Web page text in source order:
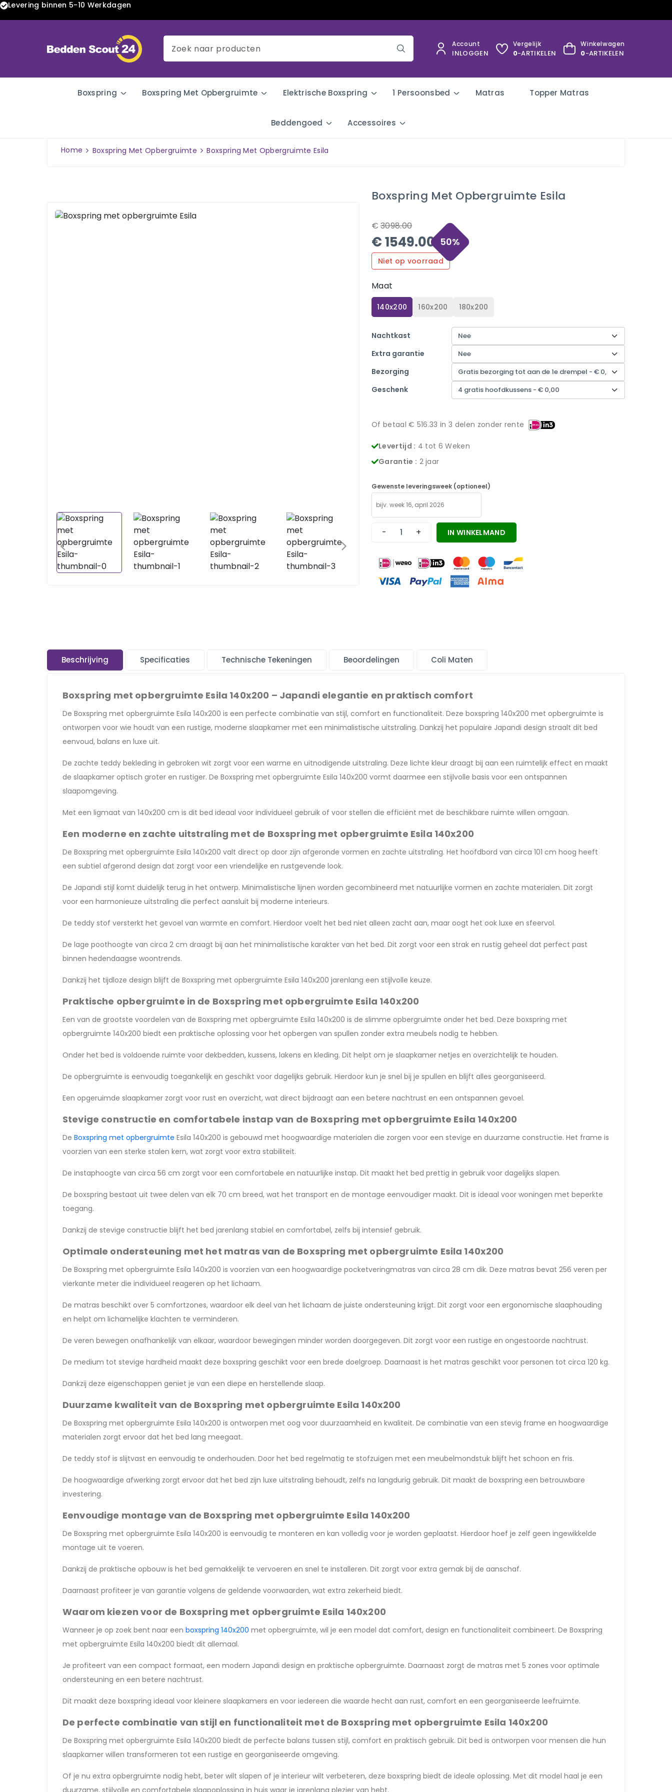
Levering binnen 5-10 Werkdagen
Account
INLOGGEN
Vergelijk
0-ARTIKELEN
Winkelwagen
0-ARTIKELEN
Boxspring Boxspring Met Opbergruimte Elektrische Boxspring 1 Persoonsbed Matras Topper Matras
Beddengoed Accessoires
Home Boxspring Met Opbergruimte Boxspring Met Opbergruimte Esila
Boxspring Met Opbergruimte Esila
€ 3098.00
€1549.00 50%
Niet op voorraad
Maat
140x200 160x200 180x200
Nachtkast
Extra garantie
Bezorging
Geschenk
Of betaal € 516.33 in 3 delen zonder rente
Levertijd : 4 tot 6 Weken
Garantie : 2 jaar
Gewenste leveringsweek (optioneel)
- + IN WINKELMAND
Beschrijving Specificaties Technische Tekeningen Beoordelingen Coli Maten
Boxspring met opbergruimte Esila 140x200 – Japandi elegantie en praktisch comfort
De Boxspring met opbergruimte Esila 140x200 is een perfecte combinatie van stijl, comfort en functionaliteit. Deze boxspring 140x200 met opbergruimte is
ontworpen voor wie houdt van een rustige, moderne slaapkamer met een minimalistische uitstraling. Dankzij het populaire Japandi design straalt dit bed
eenvoud, balans en luxe uit.
De zachte teddy bekleding in gebroken wit zorgt voor een warme en uitnodigende uitstraling. Deze lichte kleur draagt bij aan een ruimtelijk effect en maakt
de slaapkamer optisch groter en rustiger. De Boxspring met opbergruimte Esila 140x200 vormt daarmee een stijlvolle basis voor een ontspannen
slaapomgeving.
Met een ligmaat van 140x200 cm is dit bed ideaal voor individueel gebruik of voor stellen die efficiënt met de beschikbare ruimte willen omgaan.
Een moderne en zachte uitstraling met de Boxspring met opbergruimte Esila 140x200
De Boxspring met opbergruimte Esila 140x200 valt direct op door zijn afgeronde vormen en zachte uitstraling. Het hoofdbord van circa 101 cm hoog heeft
een subtiel afgerond design dat zorgt voor een vriendelijke en rustgevende look.
De Japandi stijl komt duidelijk terug in het ontwerp. Minimalistische lijnen worden gecombineerd met natuurlijke vormen en zachte materialen. Dit zorgt
voor een harmonieuze uitstraling die perfect aansluit bij moderne interieurs.
De teddy stof versterkt het gevoel van warmte en comfort. Hierdoor voelt het bed niet alleen zacht aan, maar oogt het ook luxe en sfeervol.
De lage poothoogte van circa 2 cm draagt bij aan het minimalistische karakter van het bed. Dit zorgt voor een strak en rustig geheel dat perfect past
binnen hedendaagse woontrends.
Dankzij het tijdloze design blijft de Boxspring met opbergruimte Esila 140x200 jarenlang een stijlvolle keuze.
Praktische opbergruimte in de Boxspring met opbergruimte Esila 140x200
Een van de grootste voordelen van de Boxspring met opbergruimte Esila 140x200 is de slimme opbergruimte onder het bed. Deze boxspring met
opbergruimte 140x200 biedt een praktische oplossing voor het opbergen van spullen zonder extra meubels nodig te hebben.
Onder het bed is voldoende ruimte voor dekbedden, kussens, lakens en kleding. Dit helpt om je slaapkamer netjes en overzichtelijk te houden.
De opbergruimte is eenvoudig toegankelijk en geschikt voor dagelijks gebruik. Hierdoor kun je snel bij je spullen en blijft alles georganiseerd.
Een opgeruimde slaapkamer zorgt voor rust en overzicht, wat direct bijdraagt aan een betere nachtrust en een ontspannen gevoel.
Stevige constructie en comfortabele instap van de Boxspring met opbergruimte Esila 140x200
De Boxspring met opbergruimte Esila 140x200 is gebouwd met hoogwaardige materialen die zorgen voor een stevige en duurzame constructie. Het frame is
voorzien van een sterke stalen kern, wat zorgt voor extra stabiliteit.
De instaphoogte van circa 56 cm zorgt voor een comfortabele en natuurlijke instap. Dit maakt het bed prettig in gebruik voor dagelijks slapen.
De boxspring bestaat uit twee delen van elk 70 cm breed, wat het transport en de montage eenvoudiger maakt. Dit is ideaal voor woningen met beperkte
toegang.
Dankzij de stevige constructie blijft het bed jarenlang stabiel en comfortabel, zelfs bij intensief gebruik.
Optimale ondersteuning met het matras van de Boxspring met opbergruimte Esila 140x200
De Boxspring met opbergruimte Esila 140x200 is voorzien van een hoogwaardige pocketveringmatras van circa 28 cm dik. Deze matras bevat 256 veren per
vierkante meter die individueel reageren op het lichaam.
De matras beschikt over 5 comfortzones, waardoor elk deel van het lichaam de juiste ondersteuning krijgt. Dit zorgt voor een ergonomische slaaphouding
en helpt om lichamelijke klachten te verminderen.
De veren bewegen onafhankelijk van elkaar, waardoor bewegingen minder worden doorgegeven. Dit zorgt voor een rustige en ongestoorde nachtrust.
De medium tot stevige hardheid maakt deze boxspring geschikt voor een brede doelgroep. Daarnaast is het matras geschikt voor personen tot circa 120 kg.
Dankzij deze eigenschappen geniet je van een diepe en herstellende slaap.
Duurzame kwaliteit van de Boxspring met opbergruimte Esila 140x200
De Boxspring met opbergruimte Esila 140x200 is ontworpen met oog voor duurzaamheid en kwaliteit. De combinatie van een stevig frame en hoogwaardige
materialen zorgt ervoor dat het bed lang meegaat.
De teddy stof is slijtvast en eenvoudig te onderhouden. Door het bed regelmatig te stofzuigen met een meubelmondstuk blijft het schoon en fris.
De hoogwaardige afwerking zorgt ervoor dat het bed zijn luxe uitstraling behoudt, zelfs na langdurig gebruik. Dit maakt de boxspring een betrouwbare
investering.
Eenvoudige montage van de Boxspring met opbergruimte Esila 140x200
De Boxspring met opbergruimte Esila 140x200 is eenvoudig te monteren en kan volledig voor je worden geplaatst. Hierdoor hoef je zelf geen ingewikkelde
montage uit te voeren.
Dankzij de praktische opbouw is het bed gemakkelijk te vervoeren en snel te installeren. Dit zorgt voor extra gemak bij de aanschaf.
Daarnaast profiteer je van garantie volgens de geldende voorwaarden, wat extra zekerheid biedt.
Waarom kiezen voor de Boxspring met opbergruimte Esila 140x200
Wanneer je op zoek bent naar een boxspring 140x200 met opbergruimte, wil je een model dat comfort, design en functionaliteit combineert. De Boxspring
met opbergruimte Esila 140x200 biedt dit allemaal.
Je profiteert van een compact formaat, een modern Japandi design en praktische opbergruimte. Daarnaast zorgt de matras met 5 zones voor optimale
ondersteuning en een betere nachtrust.
Dit maakt deze boxspring ideaal voor kleinere slaapkamers en voor iedereen die waarde hecht aan rust, comfort en een georganiseerde leefruimte.
De perfecte combinatie van stijl en functionaliteit met de Boxspring met opbergruimte Esila 140x200
De Boxspring met opbergruimte Esila 140x200 biedt de perfecte balans tussen stijl, comfort en praktisch gebruik. Dit bed is ontworpen voor mensen die hun
slaapkamer willen transformeren tot een rustige en georganiseerde omgeving.
Of je nu extra opbergruimte nodig hebt, beter wilt slapen of je interieur wilt verbeteren, deze boxspring biedt de ideale oplossing. Met dit model haal je een
duurzame, stijlvolle en comfortabele slaapoplossing in huis waar je jarenlang plezier van hebt.